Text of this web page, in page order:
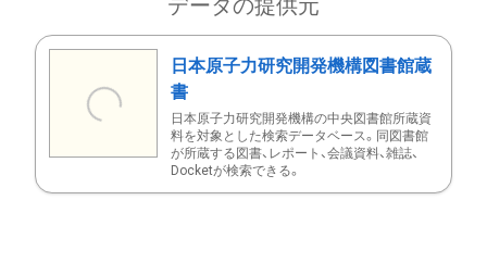
データの提供元
日本原子力研究開発機構図書館蔵
書
日本原子力研究開発機構の中央図書館所蔵資
料を対象とした検索データベース。同図書館
が所蔵する図書、レポート、会議資料、雑誌、
Docketが検索できる。